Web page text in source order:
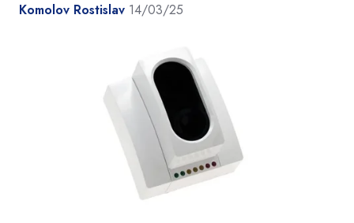
Komolov Rostislav 14/03/25